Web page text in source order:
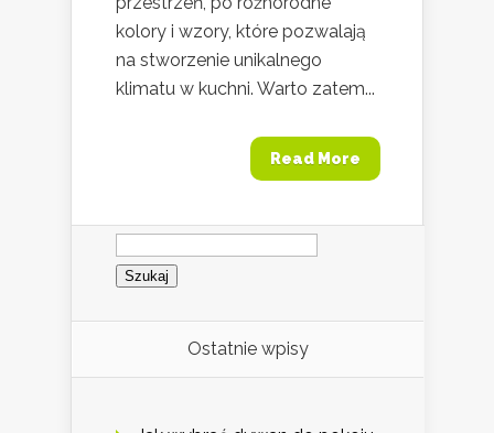
kolory i wzory, które pozwalają
na stworzenie unikalnego
klimatu w kuchni. Warto zatem...
Read More
Szukaj:
Ostatnie wpisy